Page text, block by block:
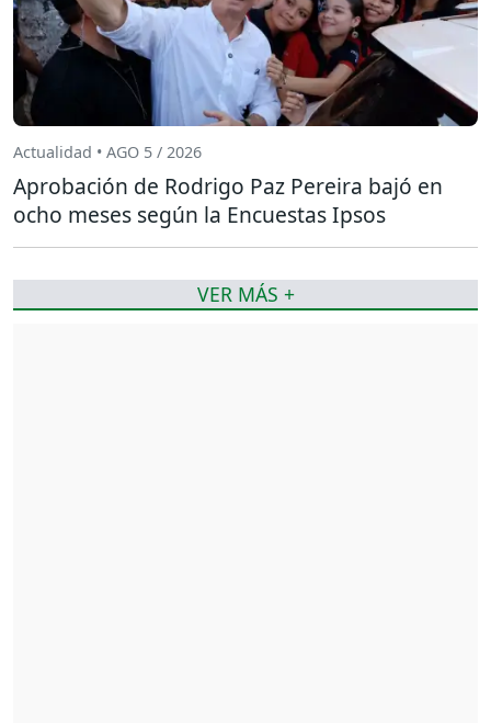
Actualidad • AGO 5 / 2026
Aprobación de Rodrigo Paz Pereira bajó en
ocho meses según la Encuestas Ipsos
VER MÁS +